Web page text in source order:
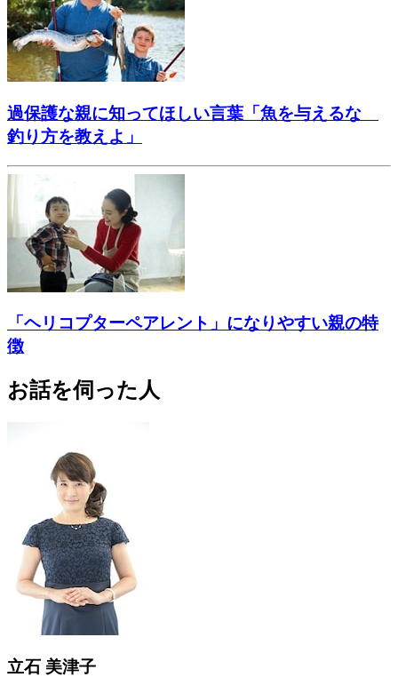
過保護な親に知ってほしい言葉「魚を与えるな
釣り方を教えよ」
「ヘリコプターペアレント」になりやすい親の特
徴
お話を伺った人
立石 美津子